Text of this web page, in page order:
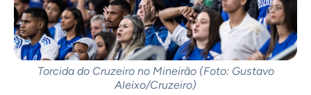
Torcida do Cruzeiro no Mineirão (Foto: Gustavo
Aleixo/Cruzeiro)